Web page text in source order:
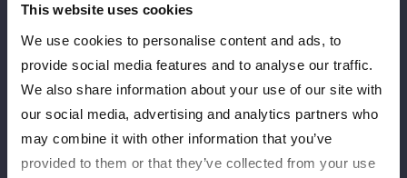
This website uses cookies
We use cookies to personalise content and ads, to
provide social media features and to analyse our traffic.
We also share information about your use of our site with
our social media, advertising and analytics partners who
may combine it with other information that you’ve
provided to them or that they’ve collected from your use
2026/07/29
【受注】ビジュアルタオル 浴衣2026／ビ
ッグアクリルスタンド 浴衣2026が7月29
日（水）18：00～受注生産で登場！